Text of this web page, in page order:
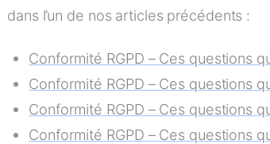
dans l’un de nos articles précédents :
Conformité RGPD – Ces questions
Conformité RGPD – Ces questions
Conformité RGPD – Ces questions
Conformité RGPD – Ces questions